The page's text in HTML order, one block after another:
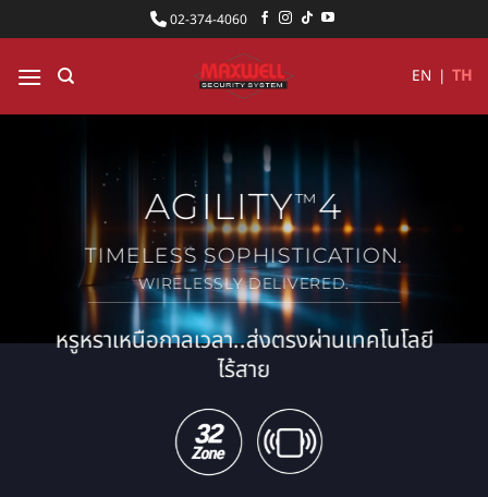
ไป
ยัง
เนื้อหา
02-374-4060
EN | TH
AGILITY™4
TIMELESS SOPHISTICATION.
WIRELESSLY DELIVERED.
หรูหราเหนือกาลเวลา..ส่งตรงผ่านเทคโนโลยี
ไร้สาย